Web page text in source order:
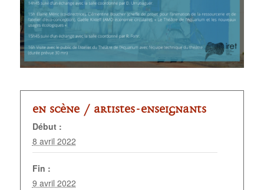
En scène / Artistes-enseignants
Début :
8 avril 2022
Fin :
9 avril 2022